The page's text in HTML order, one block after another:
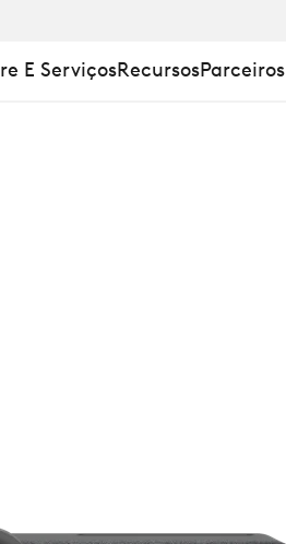
E ServiçosRecursosParceiros